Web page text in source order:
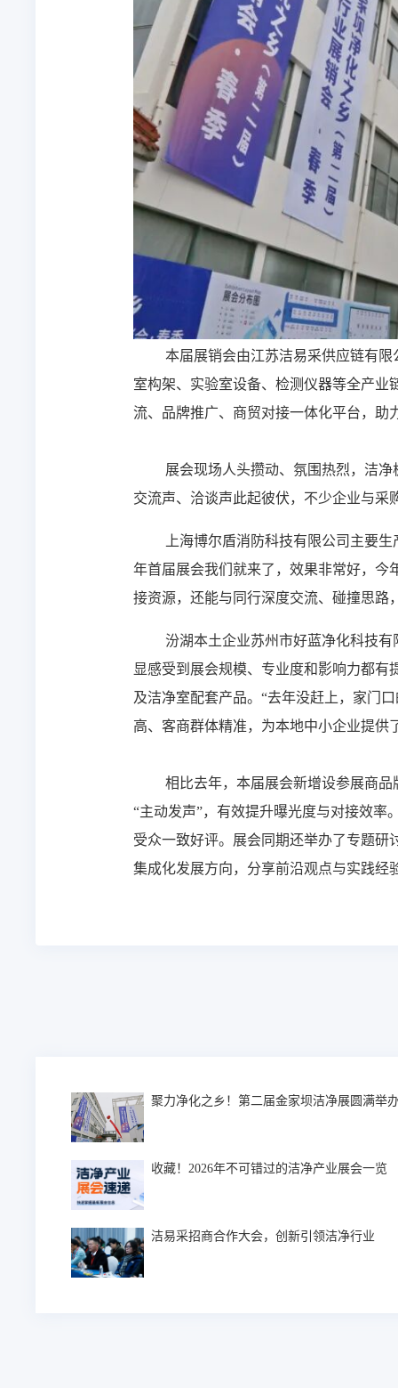
本届展销会由江苏洁易采供应链有
室构架、实验室设备、检测仪器等全产
流、品牌推广、商贸对接一体化平台，助
展会现场人头攒动、氛围热烈，洁
交流声、洽谈声此起彼伏，不少企业与
上海博尔盾消防科技有限公司主要
年首届展会我们就来了，效果非常好，今
接资源，还能与同行深度交流、碰撞思路
汾湖本土企业苏州市好蓝净化科技
显感受到展会规模、专业度和影响力都
及洁净室配套产品。“去年没赶上，家门
高、客商群体精准，为本地中小企业提供
相比去年，本届展会新增设参展商
“主动发声”，有效提升曝光度与对接效
受众一致好评。展会同期还举办了专题研
集成化发展方向，分享前沿观点与实践经
聚力净化之乡！第二届金家坝洁净展圆满举
收藏！2026年不可错过的洁净产业展会一览
洁易采招商合作大会，创新引领洁净行业